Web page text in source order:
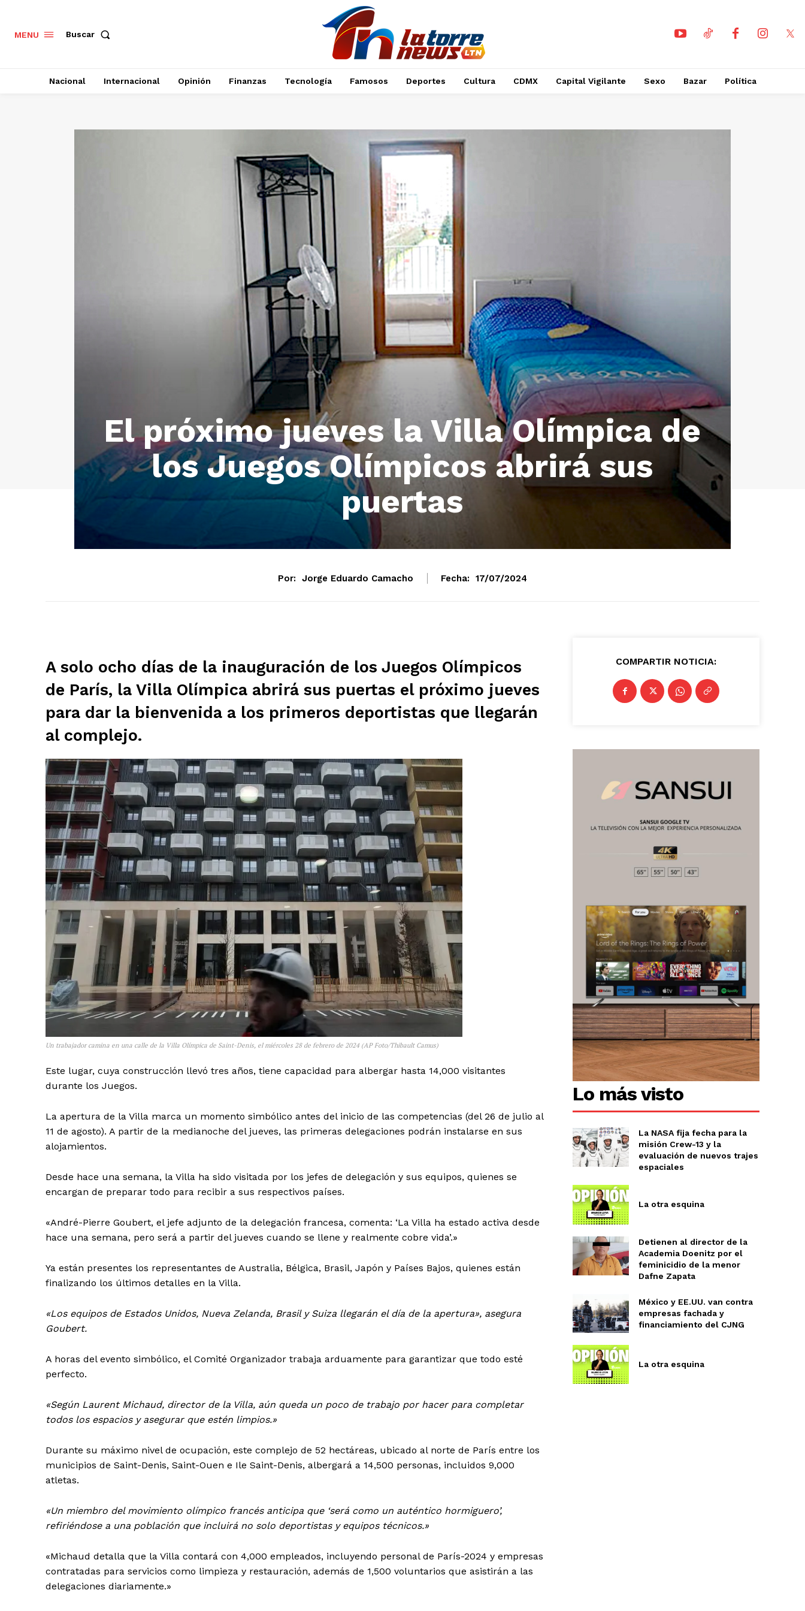
El Suplemento
Aguascalientes
Baja California
Colima
Durango Estado de México
Guanajuato Guerrero
Veracruz
Sonora
Sinaloa
San Luis Potosí Quintana Roo
MENU Buscar
Nacional Internacional Opinión Finanzas Tecnología Famosos Deportes Cultura CDMX Capital Vigilante Sexo Bazar Política
El próximo jueves la Villa Olímpica de
los Juegos Olímpicos abrirá sus
puertas
Por: Jorge Eduardo Camacho Fecha: 17/07/2024
A solo ocho días de la inauguración de los Juegos Olímpicos
de París, la Villa Olímpica abrirá sus puertas el próximo jueves
para dar la bienvenida a los primeros deportistas que llegarán
al complejo.
Un trabajador camina en una calle de la Villa Olímpica de Saint-Denis, el miércoles 28 de febrero de 2024 (AP Foto/Thibault Camus)
Este lugar, cuya construcción llevó tres años, tiene capacidad para albergar hasta 14,000 visitantes
durante los Juegos.
La apertura de la Villa marca un momento simbólico antes del inicio de las competencias (del 26 de julio al
11 de agosto). A partir de la medianoche del jueves, las primeras delegaciones podrán instalarse en sus
alojamientos.
Desde hace una semana, la Villa ha sido visitada por los jefes de delegación y sus equipos, quienes se
encargan de preparar todo para recibir a sus respectivos países.
«André-Pierre Goubert, el jefe adjunto de la delegación francesa, comenta: ‘La Villa ha estado activa desde
hace una semana, pero será a partir del jueves cuando se llene y realmente cobre vida’.»
Ya están presentes los representantes de Australia, Bélgica, Brasil, Japón y Países Bajos, quienes están
finalizando los últimos detalles en la Villa.
«Los equipos de Estados Unidos, Nueva Zelanda, Brasil y Suiza llegarán el día de la apertura», asegura
Goubert.
A horas del evento simbólico, el Comité Organizador trabaja arduamente para garantizar que todo esté
perfecto.
«Según Laurent Michaud, director de la Villa, aún queda un poco de trabajo por hacer para completar
todos los espacios y asegurar que estén limpios.»
Durante su máximo nivel de ocupación, este complejo de 52 hectáreas, ubicado al norte de París entre los
municipios de Saint-Denis, Saint-Ouen e Ile Saint-Denis, albergará a 14,500 personas, incluidos 9,000
atletas.
«Un miembro del movimiento olímpico francés anticipa que ‘será como un auténtico hormiguero’,
refiriéndose a una población que incluirá no solo deportistas y equipos técnicos.»
«Michaud detalla que la Villa contará con 4,000 empleados, incluyendo personal de París-2024 y empresas
contratadas para servicios como limpieza y restauración, además de 1,500 voluntarios que asistirán a las
delegaciones diariamente.»
COMPARTIR NOTICIA:
Lo más visto
La NASA fija fecha para la
misión Crew-13 y la
evaluación de nuevos trajes
espaciales
La otra esquina
Detienen al director de la
Academia Doenitz por el
feminicidio de la menor
Dafne Zapata
México y EE.UU. van contra
empresas fachada y
financiamiento del CJNG
La otra esquina